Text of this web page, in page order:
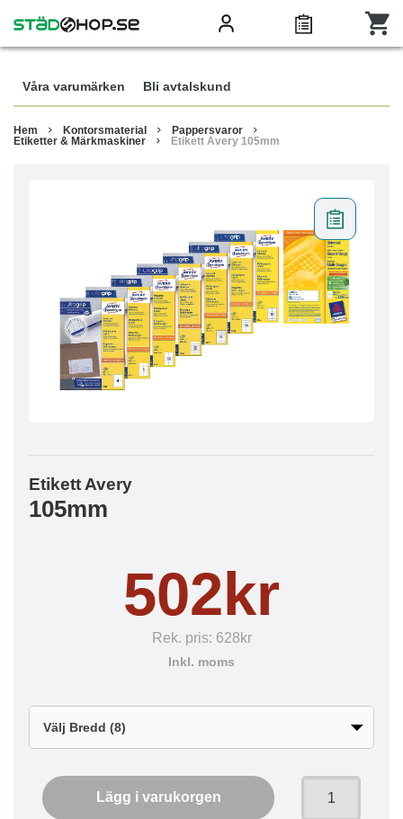
Våra varumärken Bli avtalskund
Hem Kontorsmaterial
Pappersvaror
Etiketter & Märkmaskiner
Etikett Avery 105mm
Etikett Avery
105mm
502kr
Rek. pris: 628kr
Inkl. moms
Lägg i varukorgen